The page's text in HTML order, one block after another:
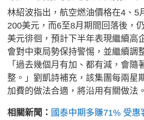
林紹波指出，航空燃油價格在4、5
200美元，而6至8月期間回落後，
美元徘徊，預計下半年表現繼續高
會對中東局勢保持警惕，並繼續調
「過去幾個月有加、都有減，會隨
整。」劉凱詩補充，該集團每兩星
加費的做法合適，將沿用有關做法。
相關新聞： 國泰中期多賺71% 受惠